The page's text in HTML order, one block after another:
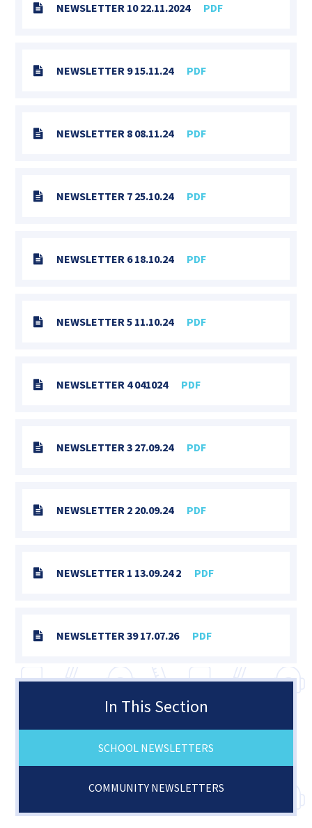
NEWSLETTER 10 22.11.2024 PDF
NEWSLETTER 9 15.11.24 PDF
NEWSLETTER 8 08.11.24 PDF
NEWSLETTER 7 25.10.24 PDF
NEWSLETTER 6 18.10.24 PDF
NEWSLETTER 5 11.10.24 PDF
NEWSLETTER 4 041024 PDF
NEWSLETTER 3 27.09.24 PDF
NEWSLETTER 2 20.09.24 PDF
NEWSLETTER 1 13.09.24 2 PDF
NEWSLETTER 39 17.07.26 PDF
In This Section
SCHOOL NEWSLETTERS
COMMUNITY NEWSLETTERS